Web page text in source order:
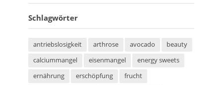
Schlagwörter
antriebslosigkeit arthrose avocado
beauty
calciummangel
eisenmangel
energy sweets
ernährung
erschöpfung
frucht